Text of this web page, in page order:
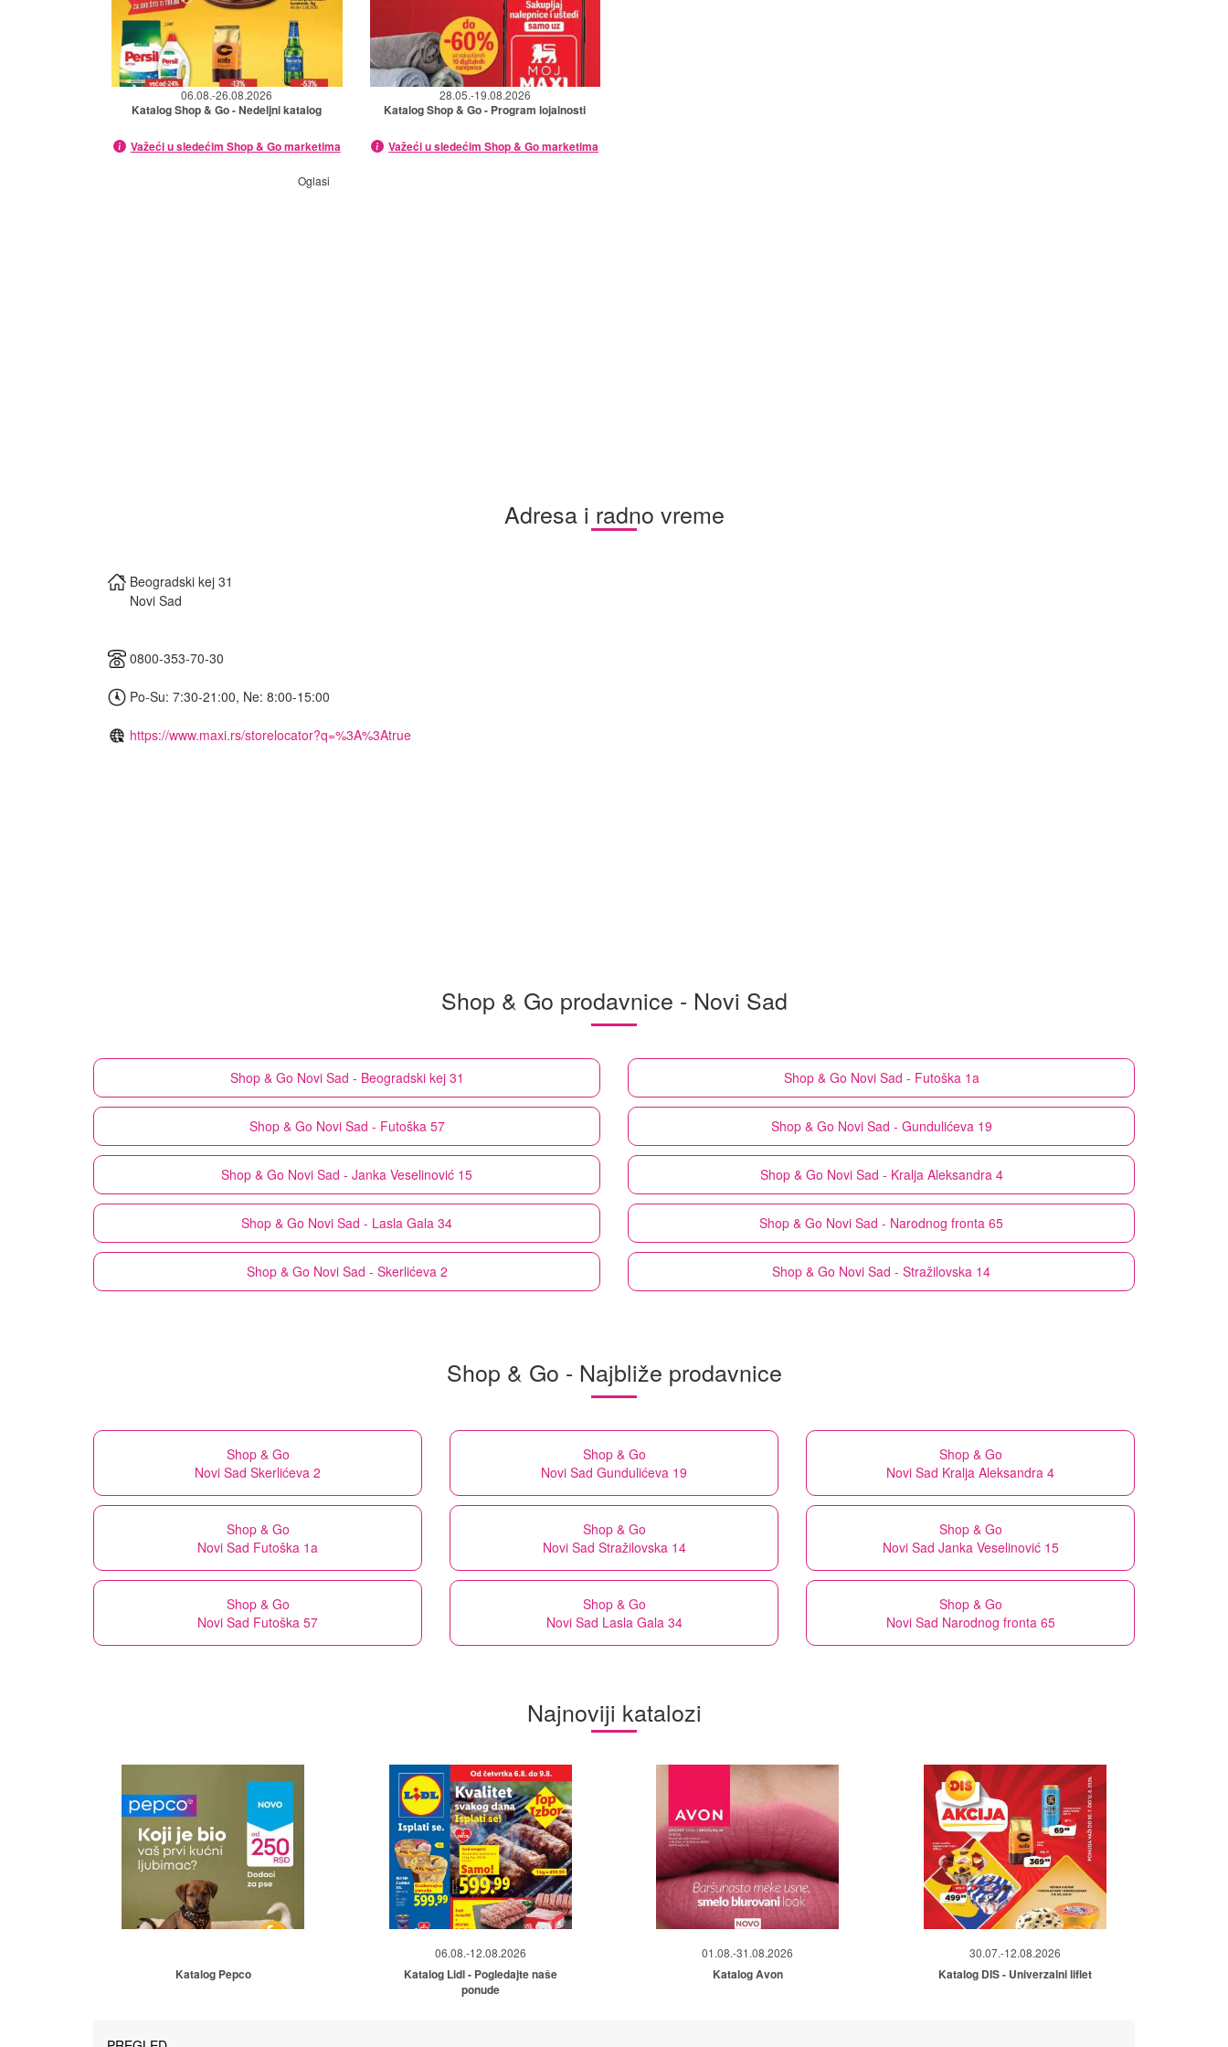
06.08.-26.08.2026
Katalog Shop & Go - Nedeljni katalog
Važeći u sledećim Shop & Go marketima
28.05.-19.08.2026
Katalog Shop & Go - Program lojalnosti
Važeći u sledećim Shop & Go marketima
Oglasi
Adresa i radno vreme
Beogradski kej 31
Novi Sad
0800-353-70-30
Po-Su: 7:30-21:00, Ne: 8:00-15:00
https://www.maxi.rs/storelocator?q=%3A%3Atrue
Shop & Go prodavnice - Novi Sad
Shop & Go Novi Sad - Beogradski kej 31 Shop & Go Novi Sad - Futoška 1a
Shop & Go Novi Sad - Futoška 57 Shop & Go Novi Sad - Gundulićeva 19
Shop & Go Novi Sad - Janka Veselinović 15 Shop & Go Novi Sad - Kralja Aleksandra 4
Shop & Go Novi Sad - Lasla Gala 34 Shop & Go Novi Sad - Narodnog fronta 65
Shop & Go Novi Sad - Skerlićeva 2 Shop & Go Novi Sad - Stražilovska 14
Shop & Go - Najbliže prodavnice
Shop & Go
Novi Sad Skerlićeva 2
Shop & Go
Novi Sad Gundulićeva 19
Shop & Go
Novi Sad Kralja Aleksandra 4
Shop & Go
Novi Sad Futoška 1a
Shop & Go
Novi Sad Stražilovska 14
Shop & Go
Novi Sad Janka Veselinović 15
Shop & Go
Novi Sad Futoška 57
Shop & Go
Novi Sad Lasla Gala 34
Shop & Go
Novi Sad Narodnog fronta 65
Najnoviji katalozi
Katalog Pepco
06.08.-12.08.2026
Katalog Lidl - Pogledajte naše
ponude
01.08.-31.08.2026
Katalog Avon
30.07.-12.08.2026
Katalog DIS - Univerzalni liflet